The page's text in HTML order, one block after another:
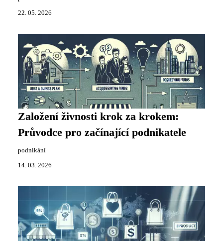
22. 05. 2026
Založení živnosti krok za krokem:
Průvodce pro začínající podnikatele
podnikání
14. 03. 2026